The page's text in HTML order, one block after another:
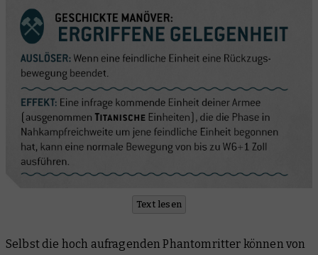
Text lesen
Selbst die hoch aufragenden Phantomritter können von